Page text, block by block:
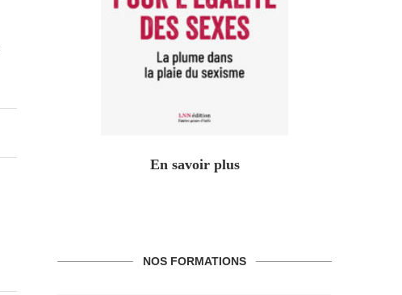
En savoir plus
NOS FORMATIONS